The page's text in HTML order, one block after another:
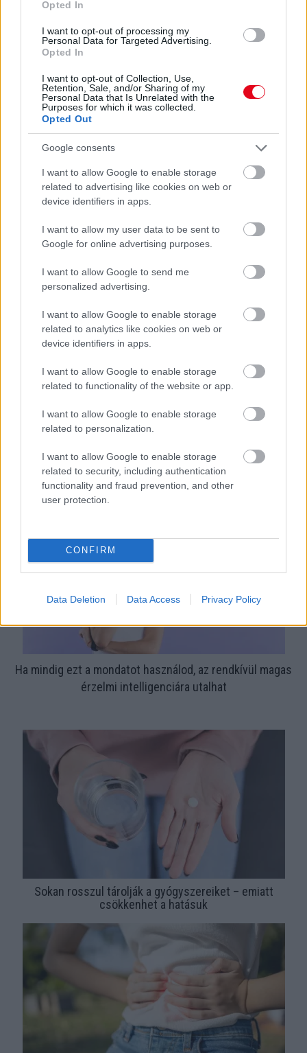
Opted In
I want to opt-out of processing my
Personal Data for Targeted Advertising.
Opted In
I want to opt-out of Collection, Use,
Retention, Sale, and/or Sharing of my
Personal Data that Is Unrelated with the
Purposes for which it was collected.
Opted Out
Google consents
I want to allow Google to enable storage
related to advertising like cookies on web or
device identifiers in apps.
I want to allow my user data to be sent to
Google for online advertising purposes.
I want to allow Google to send me
personalized advertising.
I want to allow Google to enable storage
related to analytics like cookies on web or
device identifiers in apps.
I want to allow Google to enable storage
related to functionality of the website or app.
I want to allow Google to enable storage
related to personalization.
I want to allow Google to enable storage
related to security, including authentication
functionality and fraud prevention, and other
user protection.
CONFIRM
Data Deletion Data Access Privacy Policy
Orvos figyelmeztet: ezt az apró reggeli tünetet ne
söpörd a szőnyeg alá
Ezért párásodik be állandóan az ablak – egyszerűbb a
megoldás, mint gondolnád
Nem ecettel és nem szódabikarbónával: ezzel lesz újra
csillogó a vízköves csap
Ha mindig ezt a mondatot használod, az rendkívül magas
érzelmi intelligenciára utalhat
Sokan rosszul tárolják a gyógyszereiket – emiatt
csökkenhet a hatásuk